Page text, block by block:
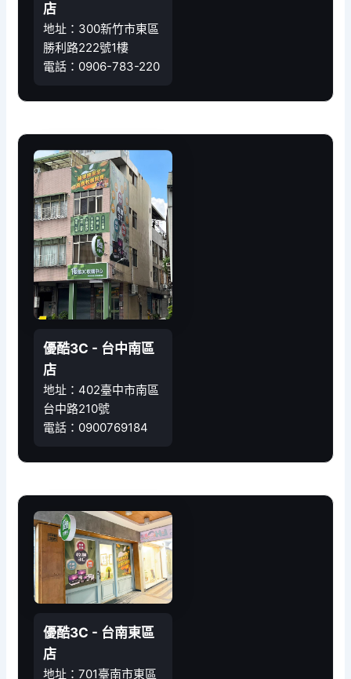
店
地址：300新竹市東區
勝利路222號1樓
電話：0906-783-220
優酷3C - 台中南區
店
地址：402臺中市南區
台中路210號
電話：0900769184
優酷3C - 台南東區
店
地址：701臺南市東區